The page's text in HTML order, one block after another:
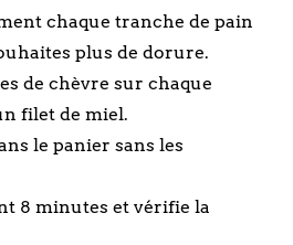
chaque tranche de pain
plus de dorure.
de chèvre sur chaque
filet de miel.
le panier sans les
8 minutes et vérifie la